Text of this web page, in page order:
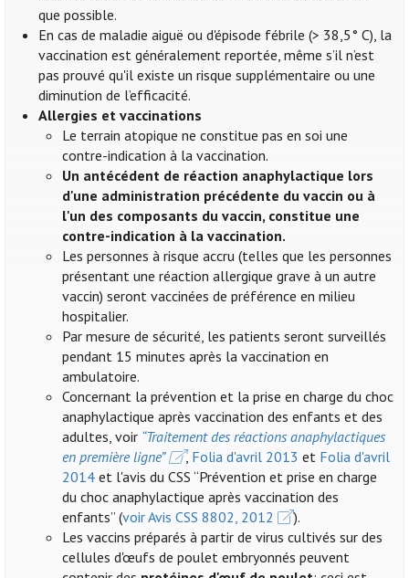
que possible.
En cas de maladie aiguë ou d'épisode fébrile (> 38,5° C), la
vaccination est généralement reportée, même s’il n’est
pas prouvé qu'il existe un risque supplémentaire ou une
diminution de l’efficacité.
Allergies et vaccinations
Le terrain atopique ne constitue pas en soi une
contre-indication à la vaccination.
Un antécédent de réaction anaphylactique lors
d'une administration précédente du vaccin ou à
l'un des composants du vaccin, constitue une
contre-indication à la vaccination.
Les personnes à risque accru (telles que les personnes
présentant une réaction allergique grave à un autre
vaccin) seront vaccinées de préférence en milieu
hospitalier.
Par mesure de sécurité, les patients seront surveillés
pendant 15 minutes après la vaccination en
ambulatoire.
Concernant la prévention et la prise en charge du choc
anaphylactique après vaccination des enfants et des
adultes, voir “Traitement des réactions anaphylactiques
en première ligne”
, Folia d'avril 2013 et Folia d'avril
2014 et l'avis du CSS “Prévention et prise en charge
du choc anaphylactique après vaccination des
enfants” (voir Avis CSS 8802, 2012
).
Les vaccins préparés à partir de virus cultivés sur des
cellules d'œufs de poulet embryonnés peuvent